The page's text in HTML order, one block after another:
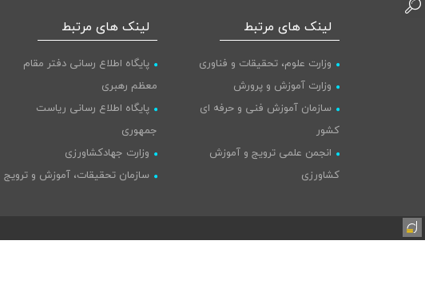
لینک های مرتبط
وزارت علوم، تحقیقات و فناوری
وزارت آموزش و پرورش
سازمان آموزش فنی و حرفه ای
کشور
انجمن علمی ترویج و آموزش
کشاورزی
پایگاه اطلاع رسانی دولت
لینک های مرتبط
پایگاه اطلاع رسانی دفتر مقام
معظم رهبری
پایگاه اطلاع رسانی ریاست
جمهوری
وزارت جهادکشاورزی
سازمان تحقیقات، آموزش و ترویج